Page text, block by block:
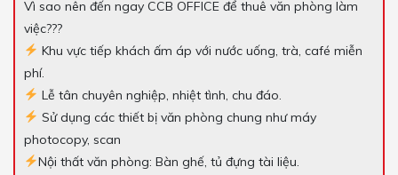
Vì sao nên đến ngay CCB OFFICE để thuê văn phòng làm
việc???
Khu vực tiếp khách ấm áp với nước uống, trà, café miễn
phí.
Lễ tân chuyên nghiệp, nhiệt tình, chu đáo.
Sử dụng các thiết bị văn phòng chung như máy
photocopy, scan
Nội thất văn phòng: Bàn ghế, tủ đựng tài liệu.